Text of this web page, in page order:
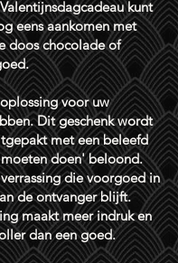
kunt
eens aankomen met
doos chocolade of
voor uw
Dit geschenk wordt
met een beleefd
doen' beloond.
die voorgoed in
de ontvanger blijft.
maakt meer indruk en
dan een goed.